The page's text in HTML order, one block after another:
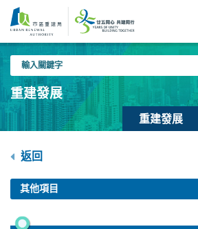
要
內
入
關
鍵
重建發展
重建發展
返回
其他項目